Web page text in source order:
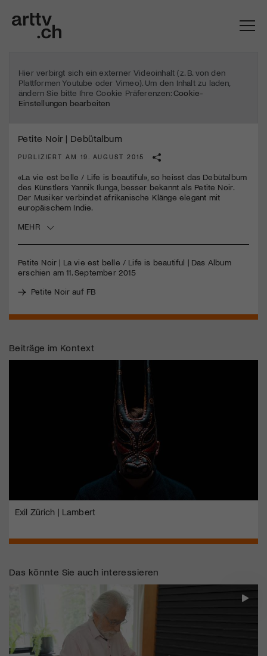
Hier verbirgt sich ein externer Videoinhalt (z. B. von den
Plattformen Youtube oder Vimeo). Um den Inhalt zu laden,
ändern Sie bitte Ihre Cookie Präferenzen:Cookie-
Einstellungen bearbeiten
Petite Noir | Debütalbum
PUBLIZIERT AM 19. AUGUST 2015
«La vie est belle / Life is beautiful», so heisst das Debütalbum
des Künstlers Yannik Ilunga, besser bekannt als Petite Noir.
Der Musiker verbindet afrikanische Klänge elegant mit
europäischem Indie.
MEHR
Petite Noir | La vie est belle / Life is beautiful | Das Album
erschien am 11. September 2015
Petite Noir auf FB
Beiträge im Kontext
Exil Zürich | Lambert
Das könnte Sie auch interessieren
Mach mit: «Be Part of the Art»!
Engagiere dich als Kulturliebhaber:in, Kulturschaffende(r) oder
diversen Kulturevents.
Jetzt Mitglied werden